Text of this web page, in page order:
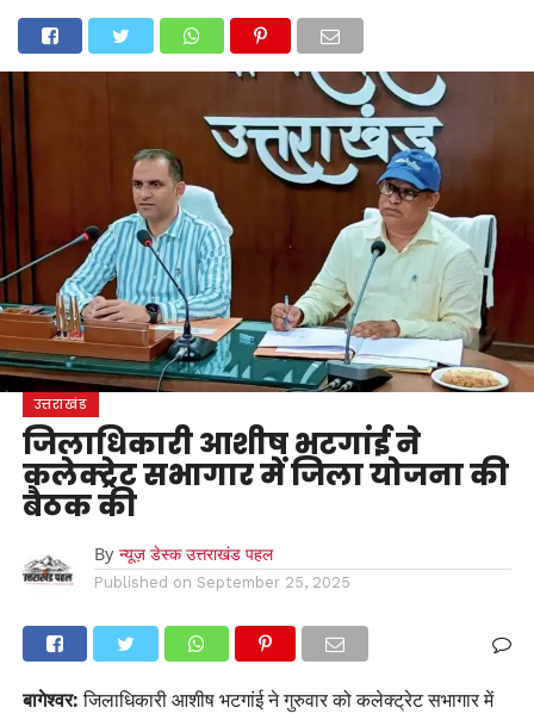
उत्तराखंड उधम सिंह नगर चंपावत चमोलीटिहरी गढ़वाल
बागेश्वररुद्रप्रयागहरिद्वार
मनोरंजन
उत्तराखंड
जिलाधिकारी आशीष भटगांई ने
कलेक्ट्रेट सभागार में जिला योजना की
बैठक की
By न्यूज़ डेस्क उत्तराखंड पहल
Published on September 25, 2025
बागेश्वर:जिलाधिकारी आशीष भटगांई ने गुरुवार को कलेक्ट्रेट सभागार में